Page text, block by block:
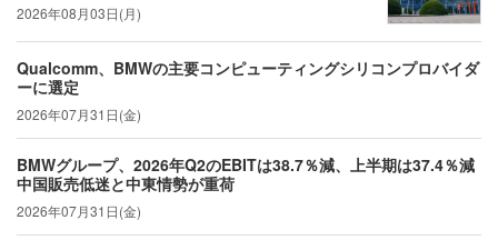
2026年08月03日(月)
Qualcomm、BMWの主要コンピューティングシリコンプロバイダ
ーに選定
2026年07月31日(金)
BMWグループ、2026年Q2のEBITは38.7％減、上半期は37.4％減
中国販売低迷と中東情勢が重荷
2026年07月31日(金)